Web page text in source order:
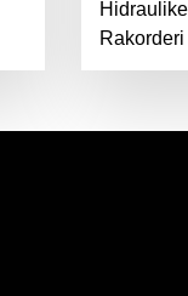
Hidraulike